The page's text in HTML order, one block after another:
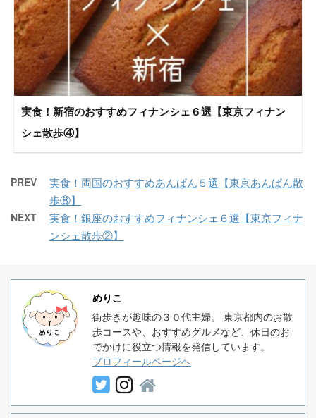
実食！新宿のおすすめフィナンシェ６選【東京フィナン
シェ散歩④】
PREV
実食！両国のおすすめあんぱん５選【東京あんぱん散
歩⑧】
NEXT
実食！銀座のおすすめフィナンシェ６選【東京フィナ
ンシェ散歩②】
めりこ
街歩きが趣味の３０代主婦。 東京都内のお散
歩コースや、おすすめグルメなど、休日のお
でかけに役立つ情報を発信しています。
プロフィールページへ